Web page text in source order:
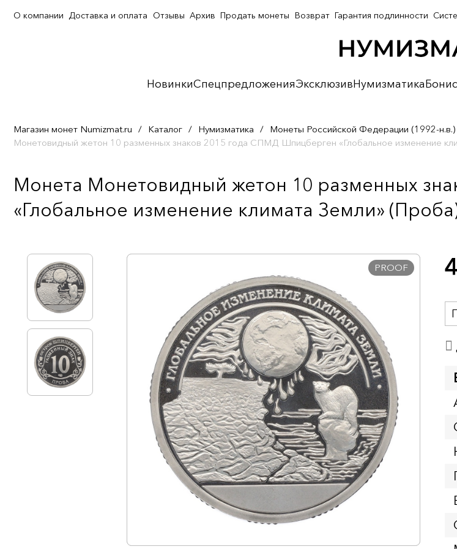
НовинкиСпецпредложенияЭксклюзивНумизматика
О компании Доставка и оплата Отзывы Архив Продать монеты Возврат Гарантия подлинности
Магазин монет Numizmat.ru / Каталог / Нумизматика / Монеты Российской Федерации (1992-н.в.)
Монетовидный жетон 10 разменных знаков 2015 года СПМД Шпицберген «Глобальное изменение
Монета Монетовидный жетон 10 разменных
«Глобальное изменение климата Земли»
PROOF